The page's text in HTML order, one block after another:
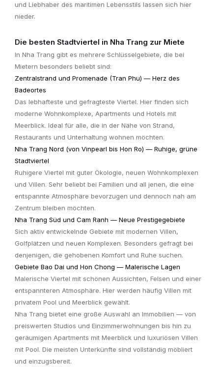
und Liebhaber des maritimen Lebensstils lassen sich hier
nieder.
Die besten Stadtviertel in Nha Trang zur Miete
In Nha Trang gibt es mehrere Schlüsselgebiete, die bei
Mietern besonders beliebt sind:
Zentralstrand und Promenade (Tran Phu) — Herz des
Badeortes
Das lebhafteste und gefragteste Viertel. Hier finden sich
moderne Wohnkomplexe, Apartments und Hotels mit
Meerblick. Ideal für alle, die in der Nähe von Strand,
Restaurants und Unterhaltung wohnen möchten.
Nha Trang Nord (von Vinpearl bis Hon Ro) — Ruhige, grüne
Stadtviertel
Ruhigere Viertel mit guter Ökologie, neuen Wohnkomplexen
und Villen. Sehr beliebt bei Familien und all jenen, die eine
entspannte Atmosphäre bevorzugen und dennoch nah am
Zentrum bleiben möchten.
Nha Trang Süd und Cam Ranh — Neue Prestigegebiete
Sich aktiv entwickelnde Gebiete mit modernen Villen,
Golfplätzen und neuen Komplexen. Besonders gefragt bei
denjenigen, die gehobenen Komfort und Ruhe suchen.
Gebiete Bao Dai und Hon Chong — Malerische Lagen
Malerische Viertel mit schönen Aussichten, Felsen und einer
entspannteren Atmosphäre. Hier werden häufig Villen mit
privatem Pool und Meerblick gewählt.
Nha Trang bietet eine große Auswahl an Immobilien — von
preiswerten Studios und Einzimmerwohnungen bis hin zu
geräumigen Apartments mit Meerblick und luxuriösen Villen
mit Pool. Die meisten Unterkünfte sind vollständig möbliert
und einzugsbereit.